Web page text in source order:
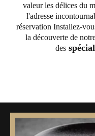
valeur les délices du
l'adresse
réservation Installez-
la découverte de
des